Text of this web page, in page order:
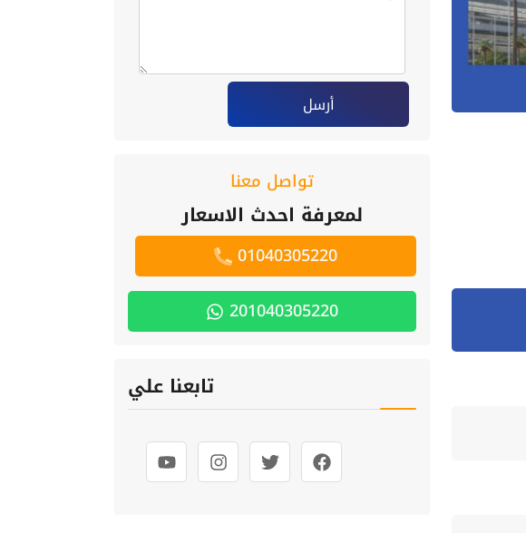
أرسل
تواصل معنا
لمعرفة احدث الاسعار
01040305220
201040305220
تابعنا علي